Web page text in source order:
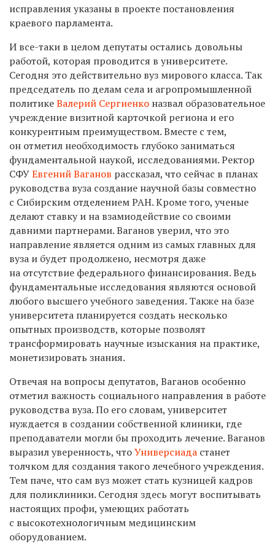
исправления указаны в проекте постановления
краевого парламента.
И все-таки в целом депутаты остались довольны
работой, которая проводится в университете.
Сегодня это действительно вуз мирового класса. Так
председатель по делам села и агропромышленной
политикеВалерий Сергиенко назвал образовательное
учреждение визитной карточкой региона и его
конкурентным преимуществом. Вместе с тем,
он отметил необходимость глубоко заниматься
фундаментальной наукой, исследованиями. Ректор
СФУЕвгений Ваганов рассказал, что сейчас в планах
руководства вуза создание научной базы совместно
с Сибирским отделением РАН. Кроме того, ученые
делают ставку и на взамиодействие со своими
давними партнерами. Ваганов уверил, что это
направление является одним из самых главных для
вуза и будет продолжено, несмотря даже
на отсутствие федерального финансирования. Ведь
фундаментальные исследования являются основой
любого высшего учебного заведения. Также на базе
университета планируется создать несколько
опытных производств, которые позволят
трансформировать научные изыскания на практике,
монетизировать знания.
Отвечая на вопросы депутатов, Ваганов особенно
отметил важность социального направления в работе
руководства вуза. По его словам, университет
нуждается в создании собственной клиники, где
преподаватели могли бы проходить лечение. Ваганов
выразил уверенность, чтоУниверсиада станет
толчком для создания такого лечебного учреждения.
Тем паче, что сам вуз может стать кузницей кадров
для поликлиники. Сегодня здесь могут воспитывать
настоящих профи, умеющих работать
с высокотехнологичным медицинским
оборудованием.